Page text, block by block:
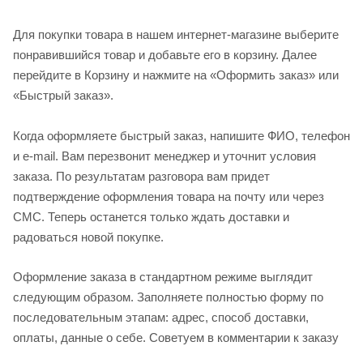
Для покупки товара в нашем интернет-магазине выберите
понравившийся товар и добавьте его в корзину. Далее
перейдите в Корзину и нажмите на «Оформить заказ» или
«Быстрый заказ».
Когда оформляете быстрый заказ, напишите ФИО, телефон
и e-mail. Вам перезвонит менеджер и уточнит условия
заказа. По результатам разговора вам придет
подтверждение оформления товара на почту или через
СМС. Теперь останется только ждать доставки и
радоваться новой покупке.
Оформление заказа в стандартном режиме выглядит
следующим образом. Заполняете полностью форму по
последовательным этапам: адрес, способ доставки,
оплаты, данные о себе. Советуем в комментарии к заказу